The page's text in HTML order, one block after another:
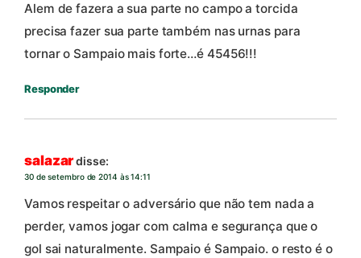
Alem de fazera a sua parte no campo a torcida
precisa fazer sua parte também nas urnas para
tornar o Sampaio mais forte…é 45456!!!
Responder
salazardisse:
30 de setembro de 2014 às 14:11
Vamos respeitar o adversário que não tem nada a
perder, vamos jogar com calma e segurança que o
gol sai naturalmente. Sampaio é Sampaio. o resto é o